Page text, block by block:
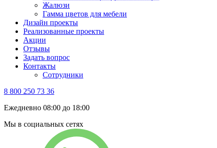
Жалюзи
Гамма цветов для мебели
Дизайн проекты
Реализованные проекты
Акции
Отзывы
Задать вопрос
Контакты
Сотрудники
8 800 250 73 36
Ежедневно 08:00 до 18:00
Мы в социальных сетях